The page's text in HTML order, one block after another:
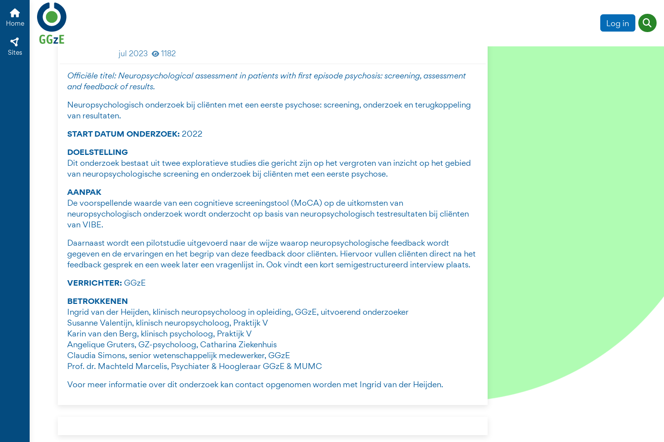
Log in
Home
Sites jul 2023 1182
Officiëletitel: Neuropsychological assessment in patients with first episode psychosis: screening, assessment
and feedback of results.
Neuropsychologisch onderzoek bij cliënten met een eerste psychose: screening, onderzoek en terugkoppeling
van resultaten.
START DATUM ONDERZOEK: 2022
DOELSTELLING
Dit onderzoek bestaat uit twee exploratieve studies die gericht zijn op het vergroten van inzicht op het gebied
van neuropsychologische screening en onderzoek bij cliënten met een eerste psychose.
AANPAK
De voorspellende waarde van een cognitieve screeningstool (MoCA) op de uitkomsten van
neuropsychologisch onderzoek wordt onderzocht op basis van neuropsychologisch testresultaten bij cliënten
van VIBE.
Daarnaast wordt een pilotstudie uitgevoerd naar de wijze waarop neuropsychologische feedback wordt
gegeven en de ervaringen en het begrip van deze feedback door cliënten. Hiervoor vullen cliënten direct na het
feedback gesprek en een week later een vragenlijst in. Ook vindt een kort semigestructureerd interview plaats.
VERRICHTER: GGzE
BETROKKENEN
Ingrid van der Heijden, klinisch neuropsycholoog in opleiding, GGzE, uitvoerend onderzoeker
Susanne Valentijn, klinisch neuropsycholoog, Praktijk V
Karin van den Berg, klinisch psycholoog, Praktijk V
Angelique Gruters, GZ-psycholoog, Catharina Ziekenhuis
Claudia Simons, senior wetenschappelijk medewerker, GGzE
Prof. dr. Machteld Marcelis, Psychiater & Hoogleraar GGzE & MUMC
Voor meer informatie over dit onderzoek kan contact opgenomen worden met Ingrid van der Heijden.